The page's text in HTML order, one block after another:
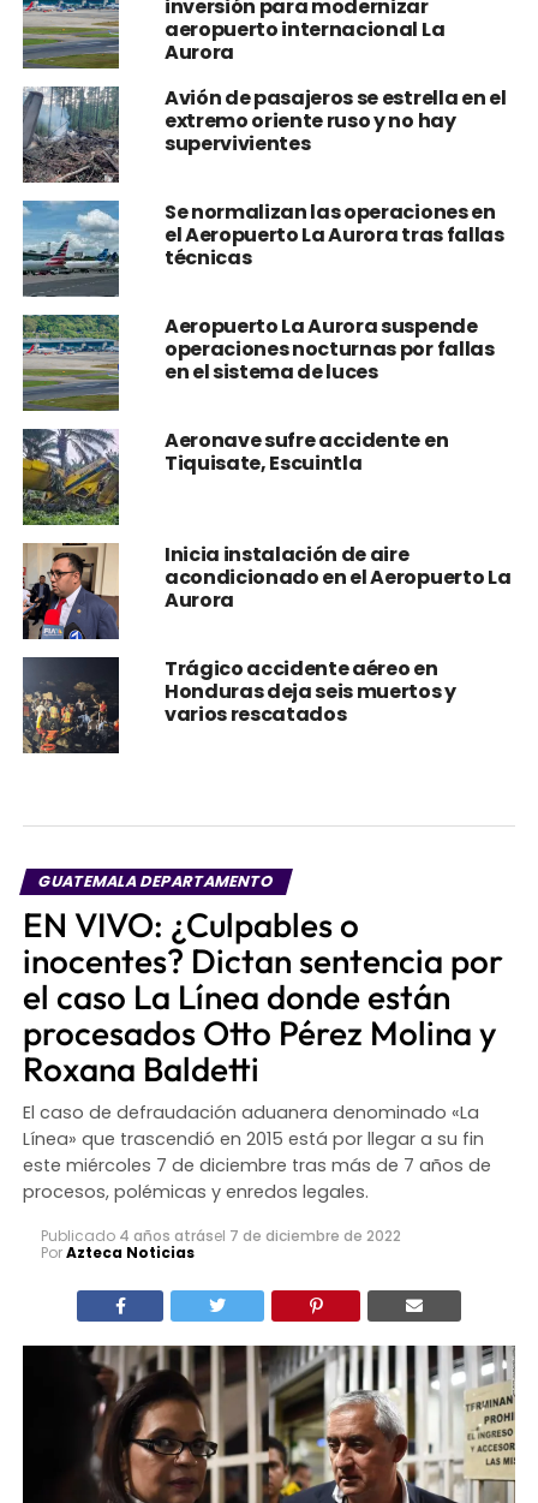
inversión para modernizar
aeropuerto internacional La
Aurora
Avión de pasajeros se estrella en el
extremo oriente ruso y no hay
supervivientes
Se normalizan las operaciones en
el Aeropuerto La Aurora tras fallas
técnicas
Aeropuerto La Aurora suspende
operaciones nocturnas por fallas
en el sistema de luces
Aeronave sufre accidente en
Tiquisate, Escuintla
Inicia instalación de aire
acondicionado en el Aeropuerto La
Aurora
Trágico accidente aéreo en
Honduras deja seis muertos y
varios rescatados
GUATEMALA DEPARTAMENTO
EN VIVO: ¿Culpables o
inocentes? Dictan sentencia por
el caso La Línea donde están
procesados Otto Pérez Molina y
Roxana Baldetti
El caso de defraudación aduanera denominado «La
Línea» que trascendió en 2015 está por llegar a su fin
este miércoles 7 de diciembre tras más de 7 años de
procesos, polémicas y enredos legales.
Publicado 4 años atrásel 7 de diciembre de 2022
PorAzteca Noticias